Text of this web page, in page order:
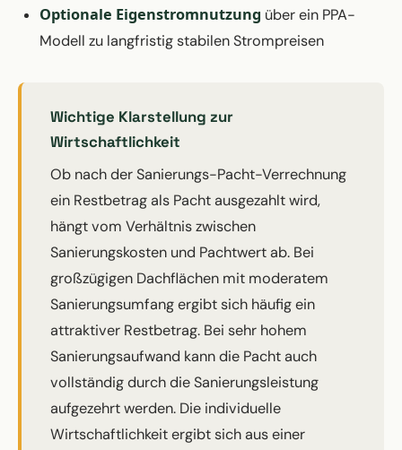
Optionale Eigenstromnutzung über ein PPA-
Modell zu langfristig stabilen Strompreisen
Wichtige Klarstellung zur
Wirtschaftlichkeit
Ob nach der Sanierungs-Pacht-Verrechnung
ein Restbetrag als Pacht ausgezahlt wird,
hängt vom Verhältnis zwischen
Sanierungskosten und Pachtwert ab. Bei
großzügigen Dachflächen mit moderatem
Sanierungsumfang ergibt sich häufig ein
attraktiver Restbetrag. Bei sehr hohem
Sanierungsaufwand kann die Pacht auch
vollständig durch die Sanierungsleistung
aufgezehrt werden. Die individuelle
Wirtschaftlichkeit ergibt sich aus einer